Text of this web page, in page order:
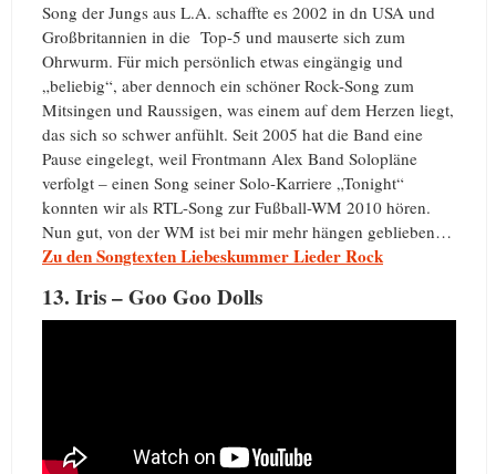
Song der Jungs aus L.A. schaffte es 2002 in dn USA und
Großbritannien in die Top-5 und mauserte sich zum
Ohrwurm. Für mich persönlich etwas eingängig und
„beliebig“, aber dennoch ein schöner Rock-Song zum
Mitsingen und Raussigen, was einem auf dem Herzen liegt,
das sich so schwer anfühlt. Seit 2005 hat die Band eine
Pause eingelegt, weil Frontmann Alex Band Solopläne
verfolgt – einen Song seiner Solo-Karriere „Tonight“
konnten wir als RTL-Song zur Fußball-WM 2010 hören.
Nun gut, von der WM ist bei mir mehr hängen geblieben…
Zu den Songtexten Liebeskummer Lieder Rock
13. Iris – Goo Goo Dolls